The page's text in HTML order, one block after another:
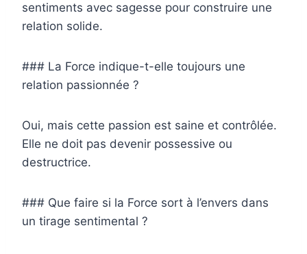
sentiments avec sagesse pour construire une
relation solide.
### La Force indique-t-elle toujours une
relation passionnée ?
Oui, mais cette passion est saine et contrôlée.
Elle ne doit pas devenir possessive ou
destructrice.
### Que faire si la Force sort à l’envers dans
un tirage sentimental ?